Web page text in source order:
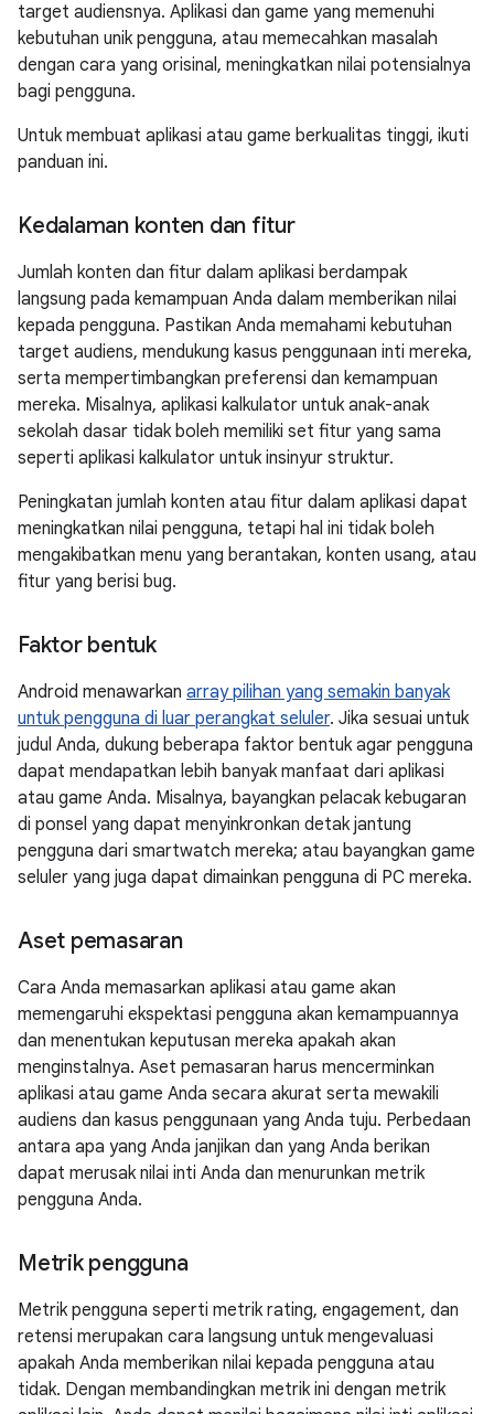
target audiensnya. Aplikasi dan game yang memenuhi
kebutuhan unik pengguna, atau memecahkan masalah
dengan cara yang orisinal, meningkatkan nilai potensialnya
bagi pengguna.
Untuk membuat aplikasi atau game berkualitas tinggi, ikuti
panduan ini.
Kedalaman konten dan fitur
Jumlah konten dan fitur dalam aplikasi berdampak
langsung pada kemampuan Anda dalam memberikan nilai
kepada pengguna. Pastikan Anda memahami kebutuhan
target audiens, mendukung kasus penggunaan inti mereka,
serta mempertimbangkan preferensi dan kemampuan
mereka. Misalnya, aplikasi kalkulator untuk anak-anak
sekolah dasar tidak boleh memiliki set fitur yang sama
seperti aplikasi kalkulator untuk insinyur struktur.
Peningkatan jumlah konten atau fitur dalam aplikasi dapat
meningkatkan nilai pengguna, tetapi hal ini tidak boleh
mengakibatkan menu yang berantakan, konten usang, atau
fitur yang berisi bug.
Faktor bentuk
Android menawarkan array pilihan yang semakin banyak
untuk pengguna di luar perangkat seluler. Jika sesuai untuk
judul Anda, dukung beberapa faktor bentuk agar pengguna
dapat mendapatkan lebih banyak manfaat dari aplikasi
atau game Anda. Misalnya, bayangkan pelacak kebugaran
di ponsel yang dapat menyinkronkan detak jantung
pengguna dari smartwatch mereka; atau bayangkan game
seluler yang juga dapat dimainkan pengguna di PC mereka.
Aset pemasaran
Cara Anda memasarkan aplikasi atau game akan
memengaruhi ekspektasi pengguna akan kemampuannya
dan menentukan keputusan mereka apakah akan
menginstalnya. Aset pemasaran harus mencerminkan
aplikasi atau game Anda secara akurat serta mewakili
audiens dan kasus penggunaan yang Anda tuju. Perbedaan
antara apa yang Anda janjikan dan yang Anda berikan
dapat merusak nilai inti Anda dan menurunkan metrik
pengguna Anda.
Metrik pengguna
Metrik pengguna seperti metrik rating, engagement, dan
retensi merupakan cara langsung untuk mengevaluasi
apakah Anda memberikan nilai kepada pengguna atau
tidak. Dengan membandingkan metrik ini dengan metrik